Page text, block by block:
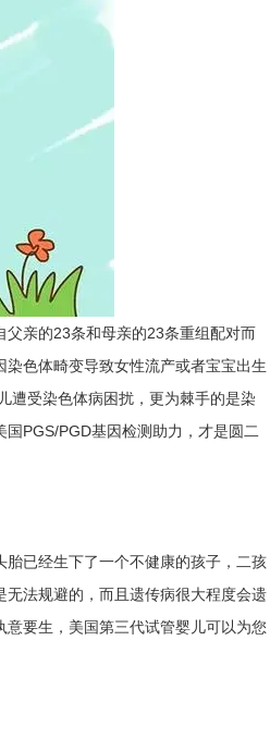
亲的23条和母亲的23条重组配对而
色体畸变导致女性流产或者宝宝出生
遭受染色体病困扰，更为棘手的是染
PGS/PGD基因检测助力，才是圆二
已经生下了一个不健康的孩子，二孩
法规避的，而且遗传病很大程度会遗
要生，美国第三代试管婴儿可以为您